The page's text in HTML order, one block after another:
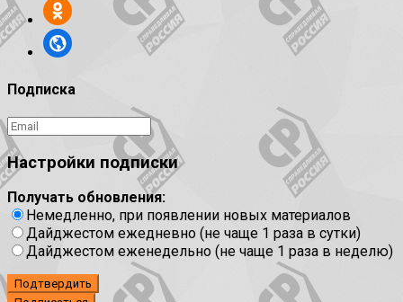
Подписка
Настройки подписки
Получать обновления:
Немедленно, при появлении новых материалов
Дайджестом ежедневно (не чаще 1 раза в сутки)
Дайджестом еженедельно (не чаще 1 раза в неделю)
Подтвердить